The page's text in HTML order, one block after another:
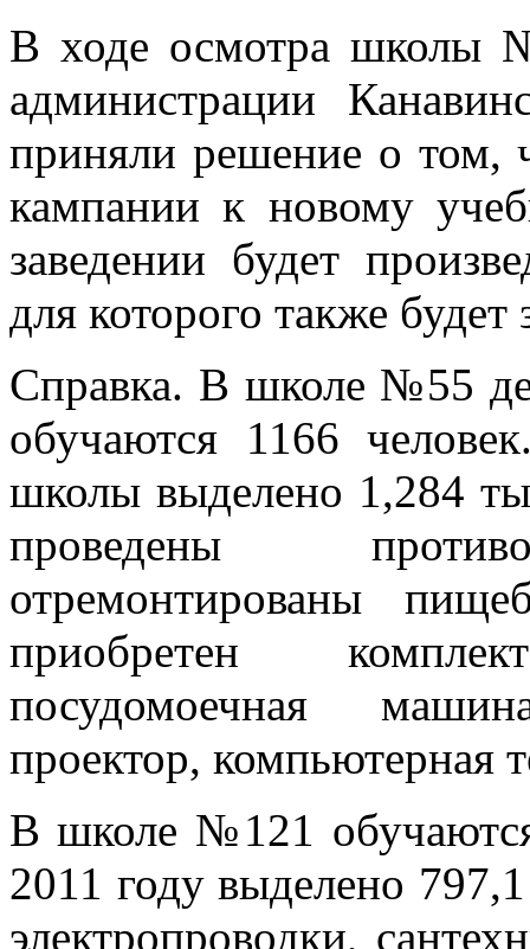
В ходе осмотра школы
администрации
приняли решение о том,
кампании к новому
заведении будет
для которого также
Справка. В школе №55
обучаются 1166
школы выделено 1,284
проведены
отремонтированы
приобретен
посудомоечная
проектор, компьютерная
В школе №121
2011 году выделено
электропроводки,